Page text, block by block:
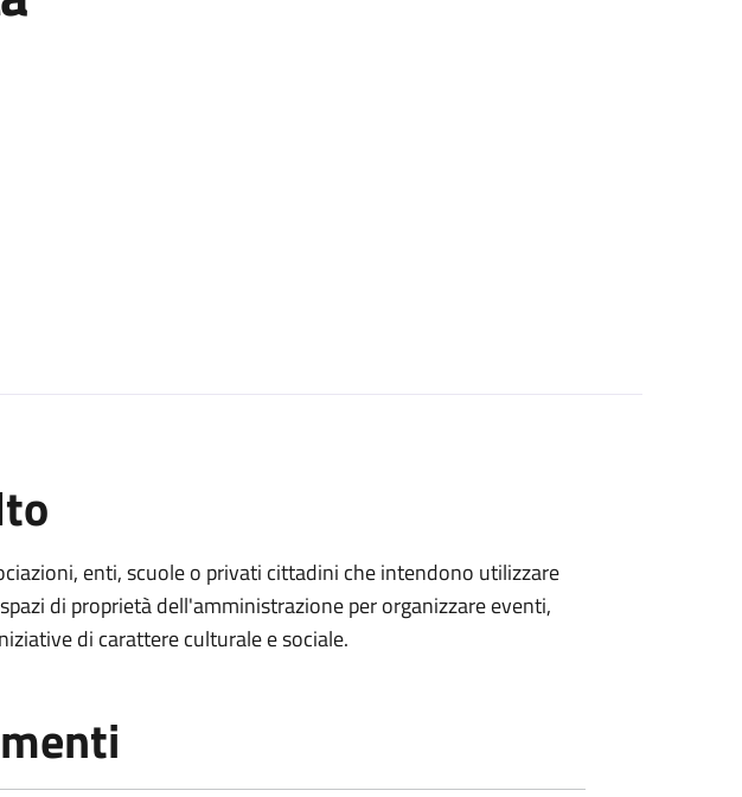
enti, scuole o privati cittadini che intendono utilizzare
di proprietà dell'amministrazione per organizzare eventi,
di carattere culturale e sociale.